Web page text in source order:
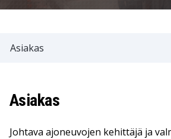
Asiakas
Asiakas
Johtava ajoneuvojen kehittäjä ja